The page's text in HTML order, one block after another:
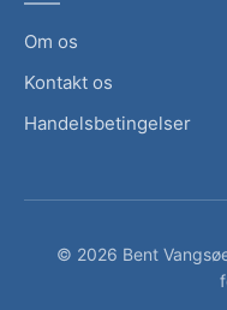
Om os
Kontakt os
Handelsbetingelser
© 2026 Bent
Politik om beskyttelse af